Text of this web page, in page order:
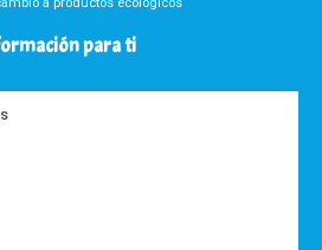
para ti